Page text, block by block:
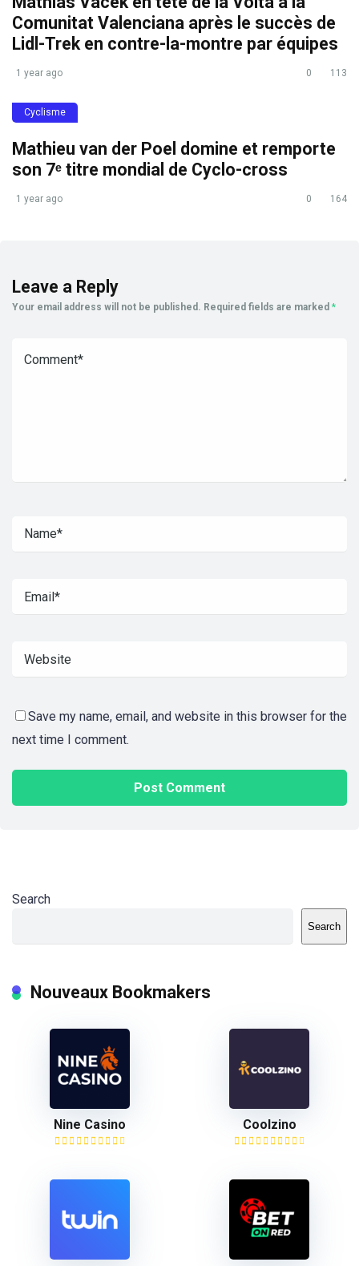
Comunitat Valenciana après le succès de
Lidl-Trek en contre-la-montre par équipes
1 year ago 0 113
Cyclisme
Mathieu van der Poel domine et remporte
son 7ᵉ titre mondial de Cyclo-cross
1 year ago 0 164
Leave a Reply
Your email address will not be published. Required fields are marked *
Save my name, email, and website in this browser for the
next time I comment.
Search
Search
Nouveaux Bookmakers
Nine Casino Coolzino